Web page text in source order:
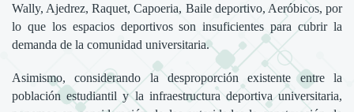
Wally, Ajedrez, Raquet, Capoeria, Baile deportivo, Aeróbicos, por
lo que los espacios deportivos son insuficientes para cubrir la
demanda de la comunidad universitaria.
Asimismo, considerando la desproporción existente entre la
población estudiantil y la infraestructura deportiva universitaria,